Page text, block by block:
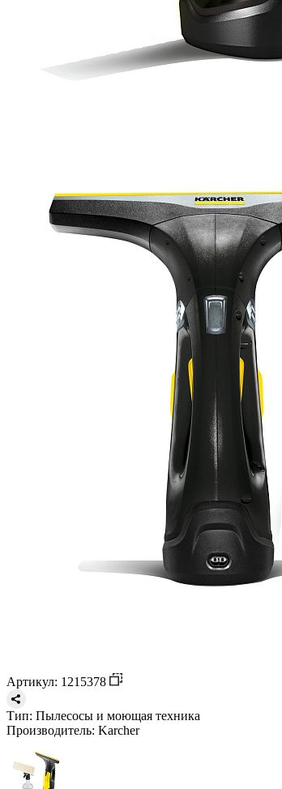
Артикул: 1215378
Тип: Пылесосы и моющая техника
Производитель: Karcher